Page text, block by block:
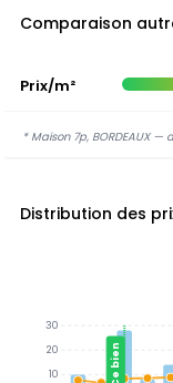
Comparaison
Prix/m²
* Maison 7p, BORDEAUX
Distribution des
Ce bien
30
20
10